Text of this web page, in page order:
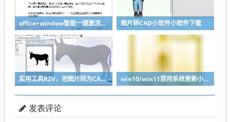
office+window智能一键激活软件 图片转CAD小软件小软件下载
实用工具R2V，把图片转为CAD轮廓轻松导入SolidWorks win10/win11禁用系统更新小工具
发表评论